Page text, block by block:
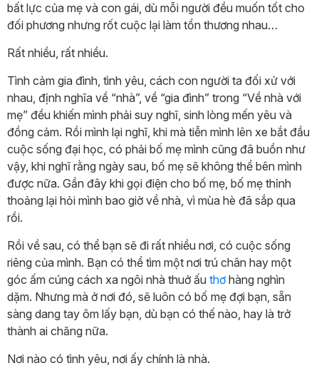
bất lực của mẹ và con gái, dù mỗi người đều muốn tốt cho
đối phương nhưng rốt cuộc lại làm tổn thương nhau…
Rất nhiều, rất nhiều.
Tình cảm gia đình, tình yêu, cách con người ta đối xử với
nhau, định nghĩa về “nhà”, về “gia đình” trong “Về nhà với
mẹ” đều khiến mình phải suy nghĩ, sinh lòng mến yêu và
đồng cảm. Rồi mình lại nghĩ, khi mà tiễn mình lên xe bắt đầu
cuộc sống đại học, có phải bố mẹ mình cũng đã buồn như
vậy, khi nghĩ rằng ngày sau, bố mẹ sẽ không thể bên mình
được nữa. Gần đây khi gọi điện cho bố mẹ, bố mẹ thỉnh
thoảng lại hỏi mình bao giờ về nhà, vì mùa hè đã sắp qua
rồi.
Rồi về sau, có thể bạn sẽ đi rất nhiều nơi, có cuộc sống
riêng của mình. Bạn có thể tìm một nơi trú chân hay một
góc ấm cúng cách xa ngôi nhà thuở ấu thơ hàng nghìn
dặm. Nhưng mà ở nơi đó, sẽ luôn có bố mẹ đợi bạn, sẵn
sàng dang tay ôm lấy bạn, dù bạn có thế nào, hay là trở
thành ai chăng nữa.
Nơi nào có tình yêu, nơi ấy chính là nhà.